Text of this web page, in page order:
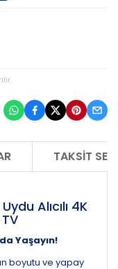
TAKSIT
Alıcılı 4K
Yaşayın!
boyutu ve yapay